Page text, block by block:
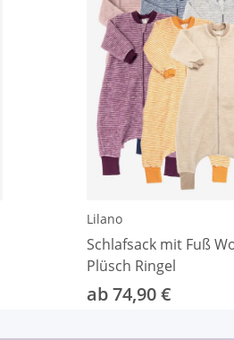
Lilano
Schlafsack mit Fuß
Plüsch Ringel
ab 74,90 €